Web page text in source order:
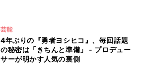
芸能
4年ぶりの『勇者ヨシヒコ』、毎回話題
の秘密は「きちんと準備」 - プロデュー
サーが明かす人気の裏側